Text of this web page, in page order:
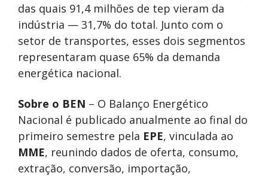
das quais 91,4 milhões de tep vieram da
indústria — 31,7% do total. Junto com o
setor de transportes, esses dois segmentos
representaram quase 65% da demanda
energética nacional.
Sobre o BEN – O Balanço Energético
Nacional é publicado anualmente ao final do
primeiro semestre pela EPE, vinculada ao
MME, reunindo dados de oferta, consumo,
extração, conversão, importação,